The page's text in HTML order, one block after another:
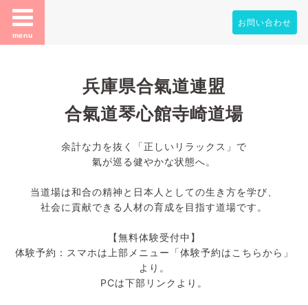
menu
お問い合わせ
兵庫県合氣道連盟
合氣道琴心館寺崎道場
余計な力を抜く「正しいリラックス」で
氣が巡る健やかな状態へ。
当道場は和合の精神と日本人としての生き方を学び、
社会に貢献できる人材の育成を目指す道場です。
【無料体験受付中】
体験予約：スマホは上部メニュー「体験予約はこちらから」
より。
PCは下部リンクより。